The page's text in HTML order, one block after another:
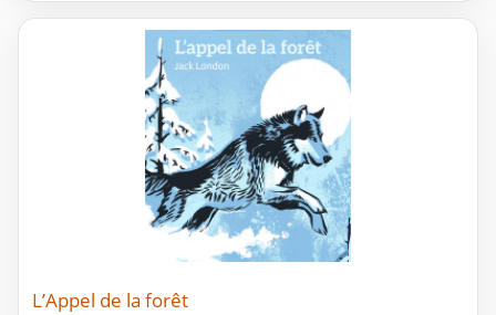
L’Appel de la forêt